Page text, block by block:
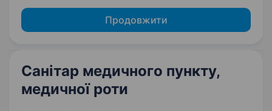
Продовжити
Санітар медичного пункту,
медичної роти